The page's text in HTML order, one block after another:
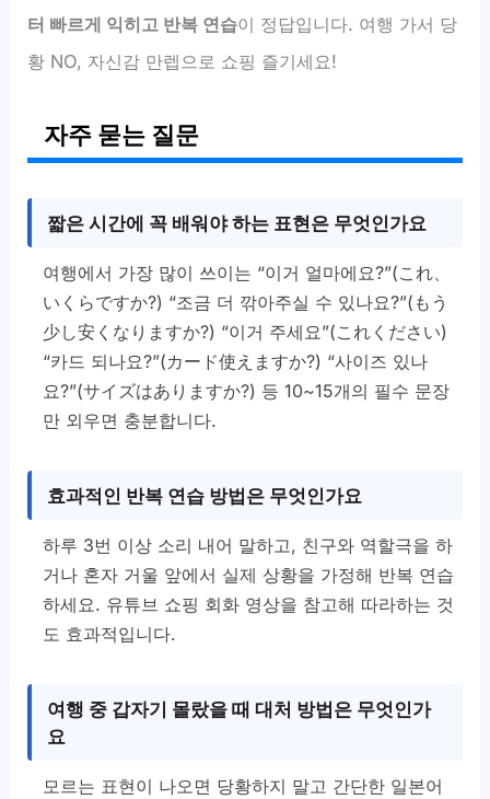
터 빠르게 익히고 반복 연습이 정답입니다. 여행 가서 당
황 NO, 자신감 만렙으로 쇼핑 즐기세요!
자주 묻는 질문
짧은 시간에 꼭 배워야 하는 표현은 무엇인가요
여행에서 가장 많이 쓰이는 “이거 얼마에요?”(これ、
いくらですか?) “조금 더 깎아주실 수 있나요?”(もう
少し安くなりますか?) “이거 주세요”(これください)
“카드 되나요?”(カード使えますか?) “사이즈 있나
요?”(サイズはありますか?) 등 10~15개의 필수 문장
만 외우면 충분합니다.
효과적인 반복 연습 방법은 무엇인가요
하루 3번 이상 소리 내어 말하고, 친구와 역할극을 하
거나 혼자 거울 앞에서 실제 상황을 가정해 반복 연습
하세요. 유튜브 쇼핑 회화 영상을 참고해 따라하는 것
도 효과적입니다.
여행 중 갑자기 몰랐을 때 대처 방법은 무엇인가
요
모르는 표현이 나오면 당황하지 말고 간단한 일본어